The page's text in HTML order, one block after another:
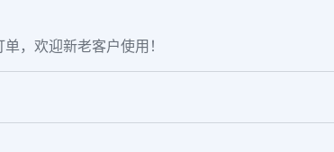
，欢迎新老客户使用！